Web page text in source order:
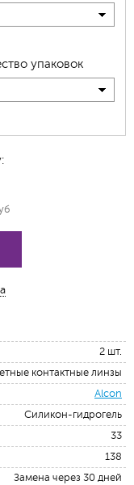
упаковок
2 шт.
контактные линзы
Alcon
Силикон-гидрогель
33
138
Замена через 30 дней